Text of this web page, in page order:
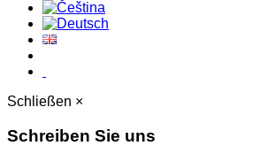
Schließen ×
Schreiben Sie uns